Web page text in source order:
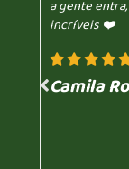
a gente
incríveis ❤️
Camila